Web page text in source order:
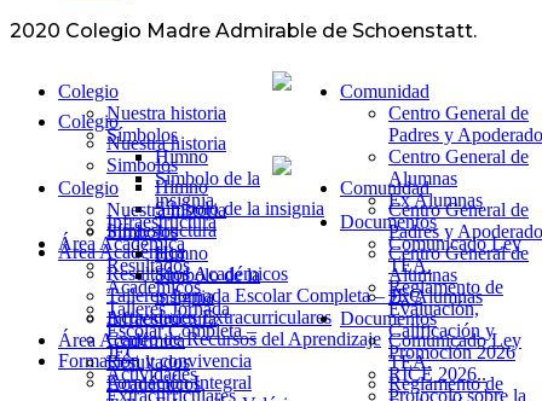
2020 Colegio Madre Admirable de Schoenstatt.
Colegio
Nuestra historia
Símbolos
Himno
Símbolo de la
insignia
Infraestructura
Área Académica
Resultados
Académicos
Comunidad
Centro General de
Padres y
Centro General de
Alumnas
Ex Alumnas
Documentos
Comunicado Ley
TEA.
Reglamento de
Colegio
Nuestra historia
Símbolos
Himno
Símbolo de la
insignia
Infraestructura
Área Académica
Resultados
Académicos
Talleres Jornada
Escolar Completa –
JEC
Actividades
Extracurriculares
Comunidad
Centro General de
Padres y
Centro General de
Alumnas
Ex Alumnas
Documentos
Comunicado Ley
TEA.
Reglamento de
Evaluación,
Calificación y
Promoción 2026
RICE 2026..
Protocolo sobre la
Colegio
Nuestra historia
Simbolos
Himno
Símbolo de la insignia
Infraestructura
Área Académica
Resultados Académicos
Talleres Jornada Escolar Completa – JEC
Actividades Extracurriculares
Centro de Recursos del Aprendizaje
Formación y convivencia
Formación Integral